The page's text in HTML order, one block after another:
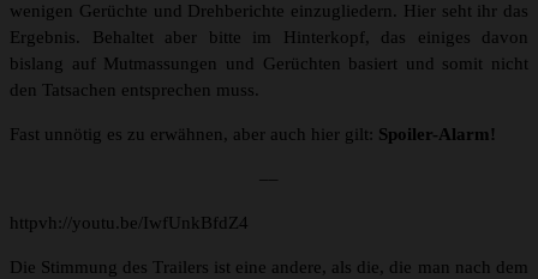
wenigen Gerüchte und Drehberichte einzugliedern. Hier seht ihr das
Ergebnis. Behaltet aber bitte im Hinterkopf, das einiges davon
bislang auf Mutmassungen und Gerüchten basiert und somit nicht
den Tatsachen entsprechen muss.
Fast unnötig es zu erwähnen, aber auch hier gilt: Spoiler-Alarm!
––
httpvh://youtu.be/IwfUnkBfdZ4
Die Stimmung des Trailers ist eine andere, als die, die man nach dem